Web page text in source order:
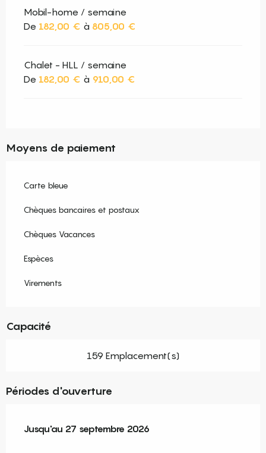
Mobil-home / semaine
De 182,00 € à 805,00 €
Chalet - HLL / semaine
De 182,00 € à 910,00 €
Moyens de paiement
Carte bleue
Chèques bancaires et postaux
Chèques Vacances
Espèces
Virements
Capacité
159 Emplacement(s)
Périodes d'ouverture
Du1 juillet 2026au27 septembre 2026
Jusqu'au 27 septembre 2026